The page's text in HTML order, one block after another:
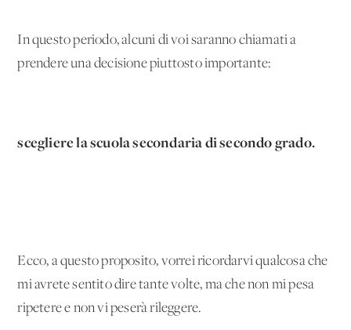
In questo periodo, alcuni di voi saranno chiamati a
prendere una decisione piuttosto importante:
scegliere la scuola secondaria di secondo grado.
Ecco, a questo proposito, vorrei ricordarvi qualcosa che
mi avrete sentito dire tante volte, ma che non mi pesa
ripetere e non vi peserà rileggere.